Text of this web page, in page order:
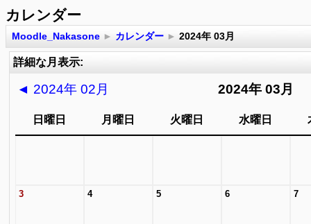
カレンダー
Moodle_Nakasone ► カレンダー ► 2024年 03月
詳細な月表示:
◄ 2024年 02月 2024年 03月
日曜日 月曜日 火曜日 水曜日
3 4 5 6 7